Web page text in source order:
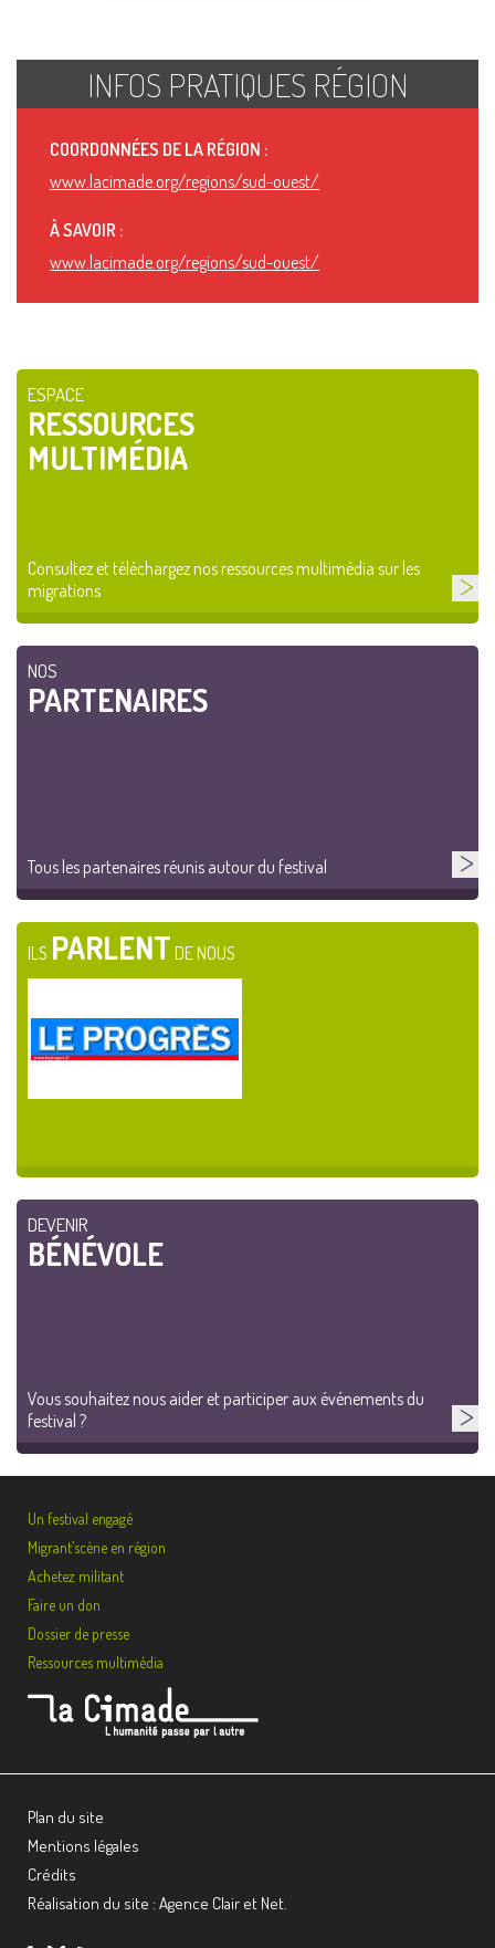
INFOS PRATIQUES RÉGION
COORDONNÉES DE LA RÉGION :
www.lacimade.org/regions/sud-ouest/
À SAVOIR :
www.lacimade.org/regions/sud-ouest/
ESPACE
RESSOURCES
MULTIMÉDIA
Consultez et téléchargez nos ressources multimédia sur les
migrations
NOS
PARTENAIRES
Tous les partenaires réunis autour du festival
ILS PARLENT DE NOUS
DEVENIR
BÉNÉVOLE
Vous souhaitez nous aider et participer aux événements du
festival ?
Un festival engagé
Migrant’scène en région
Achetez militant
Faire un don
Dossier de presse
Ressources multimédia
Plan du site
Mentions légales
Crédits
Réalisation du site : Agence Clair et Net.